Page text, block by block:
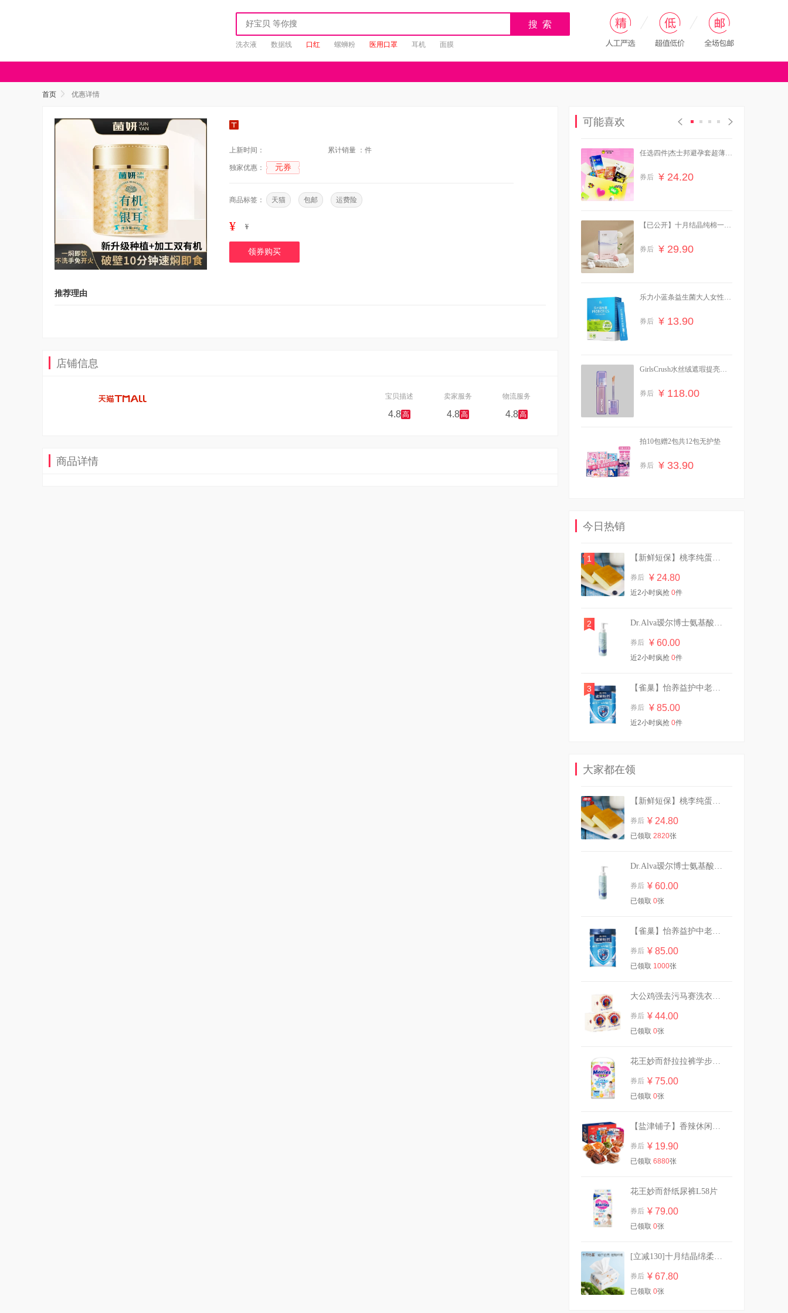
搜 索
洗衣液 数据线 口红 螺蛳粉 医用口罩 耳机 面膜
首页 优惠详情
上新时间： 累计销量 ： 件
独家优惠： 元券
商品标签： 天猫 包邮 运费险
¥ ¥
领券购买
推荐理由
店铺信息
宝贝描述
4.8高
卖家服务
4.8高
物流服务
4.8高
商品详情
可能喜欢
任选四件|杰士邦避孕套超薄男
券后 ¥ 24.20
【已公开】十月结晶纯棉一次
券后 ¥ 29.90
乐力小蓝条益生菌大人女性儿
券后 ¥ 13.90
GirlsCrush水丝绒遮瑕提亮液
券后 ¥ 118.00
拍10包赠2包共12包无护垫
券后 ¥ 33.90
软透气卫生巾
【任选5件】高洁丝卫生巾
券后 ¥ 39.00
英氏有机核桃油亚麻籽油婴幼
券后 ¥ 87.00
券后 ¥ 21.90
【虞书欣同款】OOO双头修
容笔膏阴影面部提亮
券后 ¥ 42.00
欧诗漫全功效面膜3盒共15片
卫生巾干爽防漏
【任选6件】淘淘氧棉消毒级
券后 ¥ 44.00
券后 ¥ 94.05
今日热销
1 【新鲜短保】桃李纯蛋糕720g营养早餐
券后 ¥ 24.80
近2小时疯抢 0件
2 Dr.Alva瑷尔博士氨基酸洁颜蜜120ml
券后 ¥ 60.00
近2小时疯抢 0件
3 【雀巢】怡养益护中老年成人奶粉850g
券后 ¥ 85.00
近2小时疯抢 0件
大家都在领
【新鲜短保】桃李纯蛋糕720g营养早餐
券后 ¥ 24.80
已领取 2820张
Dr.Alva瑷尔博士氨基酸洁颜蜜120ml
券后 ¥ 60.00
已领取 0张
【雀巢】怡养益护中老年成人奶粉850g
券后 ¥ 85.00
已领取 1000张
大公鸡强去污马赛洗衣皂300g*3块
券后 ¥ 44.00
已领取 0张
花王妙而舒拉拉裤学步裤L44片
券后 ¥ 75.00
已领取 0张
【盐津铺子】香辣休闲零食大礼包30包
券后 ¥ 19.90
已领取 6880张
花王妙而舒纸尿裤L58片
券后 ¥ 79.00
已领取 0张
[立减130]十月结晶绵柔巾加厚洗脸巾80抽*10
券后 ¥ 67.80
已领取 0张